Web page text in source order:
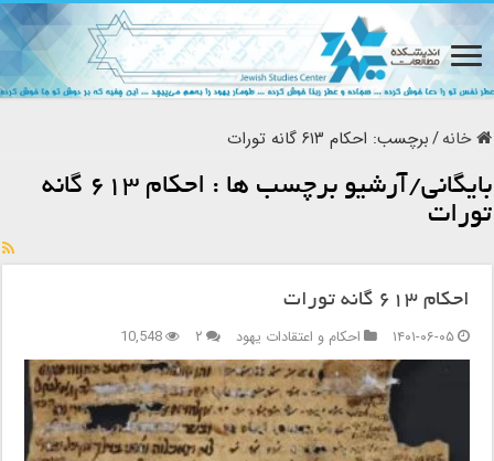
خانه/برچسب: احکام ۶۱۳ گانه تورات
بایگانی/آرشیو برچسب ها :
احکام ۶۱۳ گانه
تورات
احکام ۶۱۳ گانه تورات
۱۴۰۱-۰۶-۰۵
احکام و اعتقادات یهود ۲ 10,548